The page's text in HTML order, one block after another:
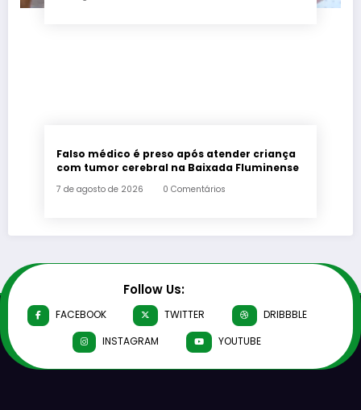
Falso médico é preso após atender criança
com tumor cerebral na Baixada Fluminense
7 de agosto de 2026 0 Comentários
Follow Us:
FACEBOOK TWITTER
DRIBBBLE
INSTAGRAM
YOUTUBE